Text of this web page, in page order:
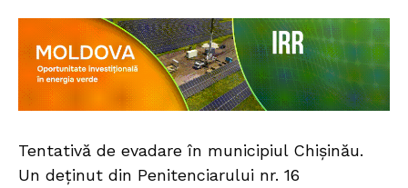
Tentativă de evadare în municipiul Chișinău.
Un deținut din Penitenciarului nr. 16